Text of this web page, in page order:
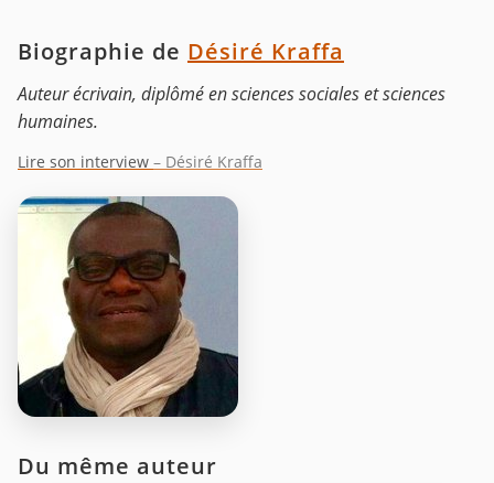
Biographie de Désiré Kraffa
Auteur écrivain, diplômé en sciences sociales et sciences
humaines.
Lire son interview – Désiré Kraffa
Du même auteur